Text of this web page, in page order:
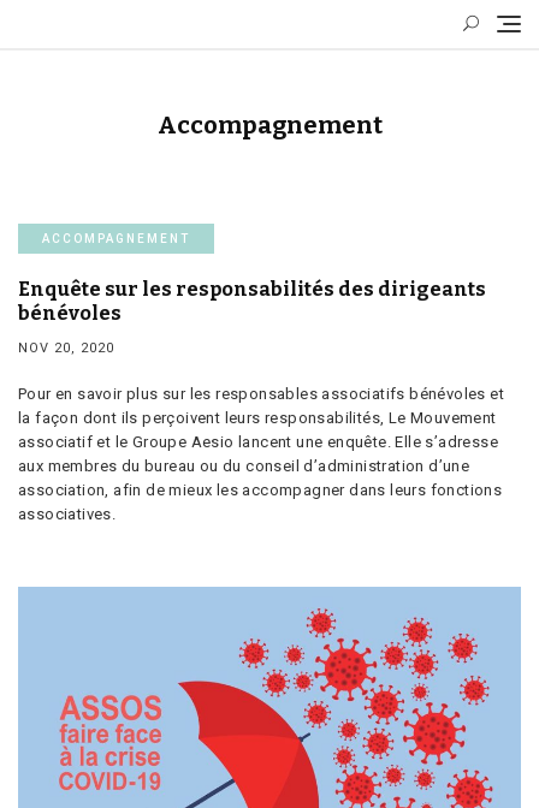
Accompagnement
ACCOMPAGNEMENT
Enquête sur les responsabilités des dirigeants
bénévoles
NOV 20, 2020
Pour en savoir plus sur les responsables associatifs bénévoles et
la façon dont ils perçoivent leurs responsabilités, Le Mouvement
associatif et le Groupe Aesio lancent une enquête. Elle s’adresse
aux membres du bureau ou du conseil d’administration d’une
association, afin de mieux les accompagner dans leurs fonctions
associatives.